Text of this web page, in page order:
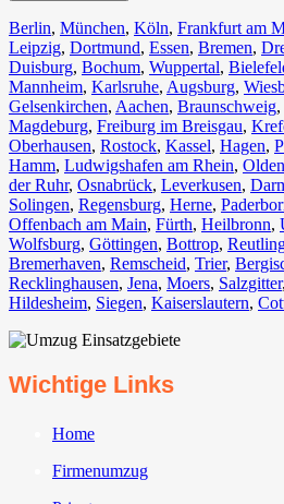
Berlin⁠, München, Köln⁠, Frankfurt am
Leipzig, Dortmund, Essen, Bremen,
Duisburg⁠, Bochum, Wuppertal⁠,
Mannheim, Karlsruhe, Augsburg,
Gelsenkirchen⁠, Aachen⁠, Braunschweig,
Magdeburg, Freiburg im Breisgau⁠,
Oberhausen⁠, Rostock⁠, Kassel⁠, Hagen,
Hamm, Ludwigshafen am Rhein⁠,
der Ruhr, Osnabrück⁠, Leverkusen,
Solingen, Regensburg, Herne⁠,
Offenbach am Main, Fürth⁠, Heilbronn,
Wolfsburg⁠, Göttingen, Bottrop,
Bremerhaven⁠, Remscheid, Trier⁠,
Recklinghausen, Jena⁠, Moers⁠, Salzgitter⁠,
Hildesheim⁠, Siegen⁠, Kaiserslautern⁠,
Wichtige Links
Home
Firmenumzug